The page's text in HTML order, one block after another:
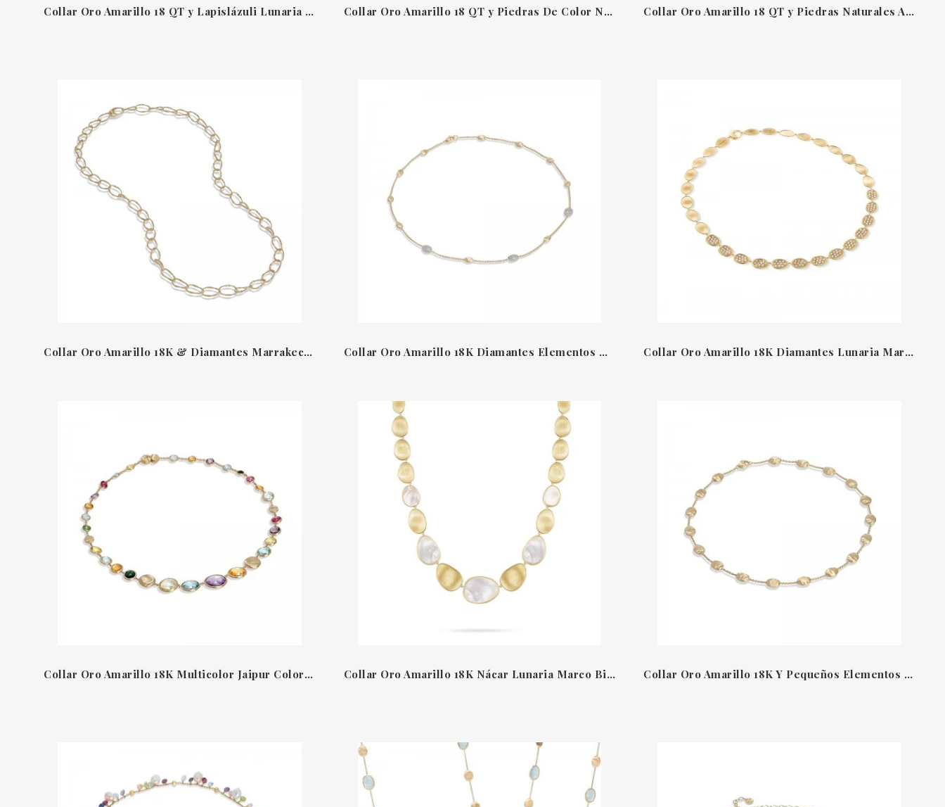
Collar Oro Amarillo 18 QT y Lapislázuli Lunaria Marco Bicego Collar Oro Amarillo 18 QT y Piedras De Color Naturales Jaipur Color Marco Bicego Collar Oro Amarillo 18 QT y Piedras Naturales Africa Marco Bicego
Collar Oro Amarillo 18K & Diamantes Marrakech Onde Marco Bicego Collar Oro Amarillo 18K Diamantes Elementos Ovalados Siviglia Marco Bicego Collar Oro Amarillo 18K Diamantes Lunaria Marco Bicego
Collar Oro Amarillo 18K Multicolor Jaipur Color Marco Bicego Collar Oro Amarillo 18K Nácar Lunaria Marco Bicego Collar Oro Amarillo 18K Y Pequeños Elementos Ovalados Siviglia Marco Bicego